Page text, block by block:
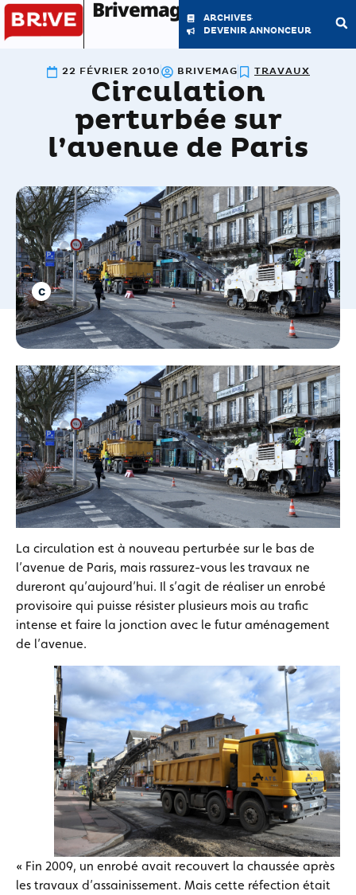
Brivemag'
ARCHIVES
DEVENIR ANNONCEUR
22 FÉVRIER 2010 BRIVEMAG TRAVAUX
Circulation
perturbée sur
l’avenue de Paris
La circulation est à nouveau perturbée sur le bas de
l’avenue de Paris, mais rassurez-vous les travaux ne
dureront qu’aujourd’hui. Il s’agit de réaliser un enrobé
provisoire qui puisse résister plusieurs mois au trafic
intense et faire la jonction avec le futur aménagement
de l’avenue.
« Fin 2009, un enrobé avait recouvert la chaussée après
les travaux d’assainissement. Mais cette réfection était